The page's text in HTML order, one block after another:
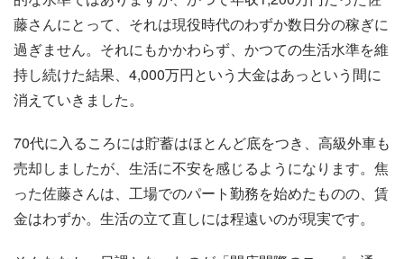
藤さんにとって、それは現役時代のわずか数日分の稼ぎに
過ぎません。それにもかかわらず、かつての生活水準を維
持し続けた結果、4,000万円という大金はあっという間に
消えていきました。
70代に入るころには貯蓄はほとんど底をつき、高級外車も
売却しましたが、生活に不安を感じるようになります。焦
った佐藤さんは、工場でのパート勤務を始めたものの、賃
金はわずか。生活の立て直しには程遠いのが現実です。